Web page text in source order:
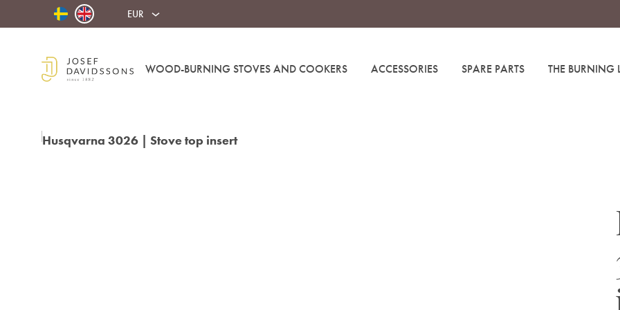
EUR
Eftr.
WOOD-BURNING STOVES AND COOKERS ACCESSORIES SPARE PARTS THE BURNING